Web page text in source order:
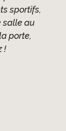
sportifs,
salle au
porte,
!